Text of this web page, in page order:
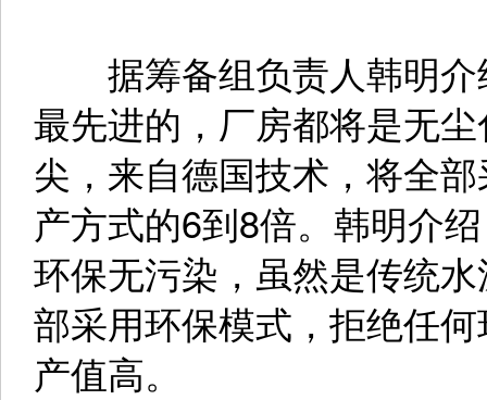
据筹备组负责人韩明介
最先进的，厂房都将是无
尖，来自德国技术，将全
产方式的6到8倍。韩明介
环保无污染，虽然是传统
部采用环保模式，拒绝任
产值高。